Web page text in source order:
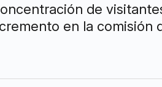
de
en la comisión